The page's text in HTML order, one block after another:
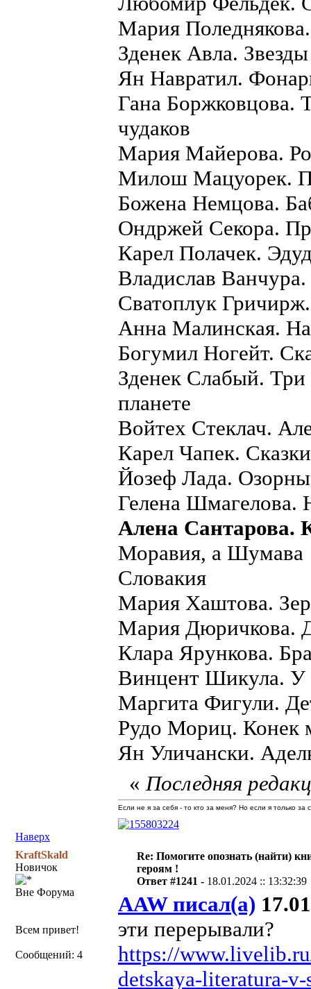
Мария
Зденек Авла.
Ян Навратил.
Гана Боржковцова.
чудаков
Мария Майерова.
Милош Мацуорек.
Божена Немцова.
Ондржей Секора.
Карел Полачек.
Владислав
Сватоплук
Анна Малинская.
Богумил Ногейт.
Зденек Слабый. Три
планете
Войтех Стеклач.
Карел Чапек.
Йозеф Лада.
Гелена Шмагелова.
Алена Сантарова.
Моравия, а Шумава
Словакия
Мария Хаштова.
Мария Дюричкова.
Клара Ярункова.
Винцент Шикула. У
Маргита Фигули.
Рудо Мориц. Конек
Ян Уличански.
Наверх
«Последняя
Если не я за себя - то кто за меня? Но если я только
KraftSkald
Новичок
Вне Форума
Всем привет!
Сообщений: 4
Re: Помогите опознать (найти)
героям !
Ответ #1241 - 18.01.2024 :: 13:32:39
AAW писал(а)
эти перерывали?
https://
detskaya-literatura-v-